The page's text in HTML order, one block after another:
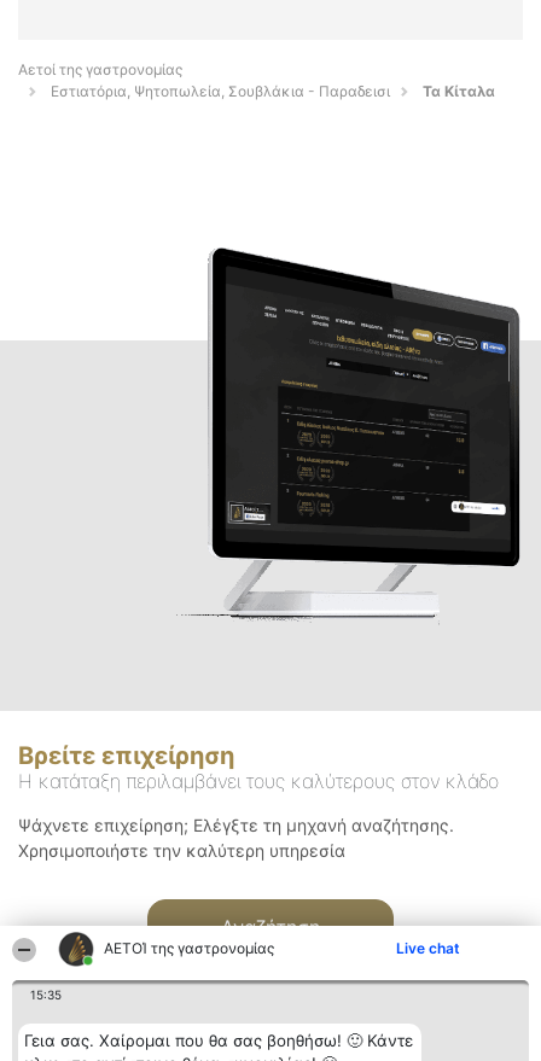
ΑΕΤΟΊ της γαστρονομίας Live chat
15:35
Γεια σας. Χαίρομαι που θα σας βοηθήσω! 🙂 Κάντε
Αετοί της γαστρονομίας
Εστιατόρια, Ψητοπωλεία, Σουβλάκια - Παραδεισι
Τα Κίταλα
Βρείτε επιχείρηση
Η κατάταξη περιλαμβάνει τους καλύτερους στον κλάδο
Ψάχνετε επιχείρηση; Ελέγξτε τη μηχανή αναζήτησης.
Χρησιμοποιήστε την καλύτερη υπηρεσία
Αναζήτηση